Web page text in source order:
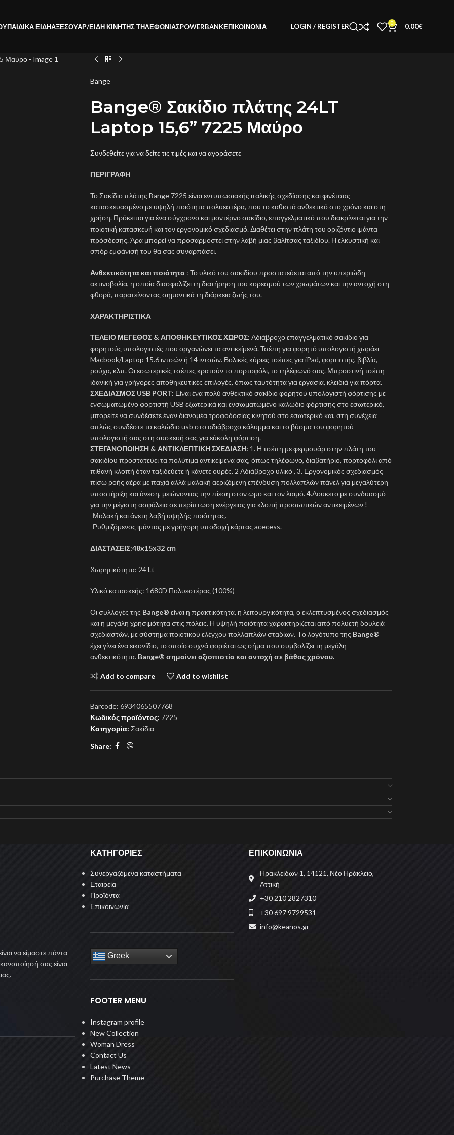
ΠΑΙΔΙΚΑ ΕΙΔΗΑΞΕΣΟΥΑΡ/ΕΙΔΗ ΚΙΝΗΤΗΣ ΤΗΛΕΦΩΝΙΑΣPOWERBANKΕΠΙΚΟΙΝΩΝΊΑ LOGIN / REGISTER 0 0.00€
Bange
Bange® Σακίδιο πλάτης 24LT
Laptop 15,6” 7225 Μαύρο
Συνδεθείτε για να δείτε τις τιμές και να αγοράσετε
ΠΕΡΙΓΡΑΦΗ
Το Σακίδιο πλάτης Bange 7225 είναι εντυπωσιακής ιταλικής σχεδίασης και φινέτσας
κατασκευασμένο με υψηλή ποιότητα πολυεστέρα, που το καθιστά ανθεκτικό στο χρόνο και στη
χρήση. Πρόκειται για ένα σύγχρονο και μοντέρνο σακίδιο, επαγγελματικό που διακρίνεται για την
ποιοτική κατασκευή και τον εργονομικό σχεδιασμό. Διαθέτει στην πλάτη του οριζόντιο ιμάντα
πρόσδεσης. Άρα μπορεί να προσαρμοστεί στην λαβή μιας βαλίτσας ταξιδίου. Η ελκυστική και
σπόρ εμφάνισή του θα σας συναρπάσει.
Ανθεκτικότητα και ποιότητα: Το υλικό του σακιδίου προστατεύεται από την υπεριώδη
ακτινοβολία, η οποία διασφαλίζει τη διατήρηση του κορεσμού των χρωμάτων και την αντοχή στη
φθορά, παρατείνοντας σημαντικά τη διάρκεια ζωής του.
ΧΑΡΑΚΤΗΡΙΣΤΙΚΑ
ΤΕΛΕΙΟ ΜΕΓΕΘΟΣ & ΑΠΟΘΗΚΕΥΤΙΚΟΣ ΧΩΡΟΣ: Αδιάβροχο επαγγελματικό σακίδιο για
φορητούς υπολογιστές που οργανώνει τα αντικείμενά. Τσέπη για φορητό υπολογιστή χωράει
Macbook/Laptop 15.6 ιντσών ή 14 ιντσών. Βολικές κύριες τσέπες για iPad, φορτιστής, βιβλία,
ρούχα, κλπ. Οι εσωτερικές τσέπες κρατούν το πορτοφόλι, το τηλέφωνό σας. Μπροστινή τσέπη
ιδανική για γρήγορες αποθηκευτικές επιλογές, όπως ταυτότητα για εργασία, κλειδιά για πόρτα.
ΣΧΕΔΙΑΣΜΟΣ USB PORT: Είναι ένα πολύ ανθεκτικό σακίδιο φορητού υπολογιστή φόρτισης με
ενσωματωμένο φορτιστή USB εξωτερικά και ενσωματωμένο καλώδιο φόρτισης στο εσωτερικό,
μπορείτε να συνδέσετε έναν διανομέα τροφοδοσίας κινητού στο εσωτερικό και, στη συνέχεια
απλώς συνδέστε το καλώδιο usb στο αδιάβροχο κάλυμμα και το βύσμα του φορητού
υπολογιστή σας στη συσκευή σας για εύκολη φόρτιση.
ΣΤΕΓΑΝΟΠΟΙΗΣΗ & ΑΝΤΙΚΛΕΠΤΙΚΗ ΣΧΕΔΙΑΣΗ: 1. Η τσέπη με φερμουάρ στην πλάτη του
σακιδίου προστατεύει τα πολύτιμα αντικείμενα σας, όπως τηλέφωνο, διαβατήριο, πορτοφόλι από
πιθανή κλοπή όταν ταξιδεύετε ή κάνετε ουρές. 2 Αδιάβροχο υλικό , 3. Εργονομικός σχεδιασμός
πίσω ροής αέρα με παχιά αλλά μαλακή αεριζόμενη επένδυση πολλαπλών πάνελ για μεγαλύτερη
υποστήριξη και άνεση, μειώνοντας την πίεση στον ώμο και τον λαιμό. 4.Λουκετο με συνδυασμό
για την μέγιστη ασφάλεια σε περίπτωση ενέργειας για κλοπή προσωπικών αντικειμένων !
-Μαλακή και άνετη λαβή υψηλής ποιότητας.
-Ρυθμιζόμενος ιμάντας με γρήγορη υποδοχή κάρτας acecess.
ΔΙΑΣΤΑΣΕΙΣ:48x15x32 cm
Χωρητικότητα: 24 Lt
Υλικό κατασκεής: 1680D Πολυεστέρας (100%)
Οι συλλογές της Bange® είναι η πρακτικότητα, η λειτουργικότητα, ο εκλεπτυσμένος σχεδιασμός
και η μεγάλη χρησιμότητα στις πόλεις. Η υψηλή ποιότητα χαρακτηρίζεται από πολυετή δουλειά
σχεδιαστών, με σύστημα ποιοτικού ελέγχου πολλαπλών σταδίων. Tο λογότυπο της Bange®
έχει γίνει ένα εικονίδιο, το οποίο συχνά φοριέται ως σήμα που συμβολίζει τη μεγάλη
ανθεκτικότητα. Bange® σημαίνει αξιοπιστία και αντοχή σε βάθος χρόνου.
Add to compare Add to wishlist
Barcode: 6934065507768
Κωδικός προϊόντος: 7225
Κατηγορία: Σακίδια
Share:
να είμαστε πάντα
σας είναι
ΚΑΤΗΓΟΡΙΕΣ
Συνεργαζόμενα καταστήματα
Εταιρεία
Προϊόντα
Επικοινωνία
Greek
FOOTER MENU
Instagram profile
New Collection
Woman Dress
Contact Us
Latest News
Purchase Theme
ΕΠΙΚΟΙΝΩΝΙΑ
Ηρακλείδων 1, 14121, Νέο Ηράκλειο,
Αττική
+30 210 2827310
+30 697 9729531
info@keanos.gr